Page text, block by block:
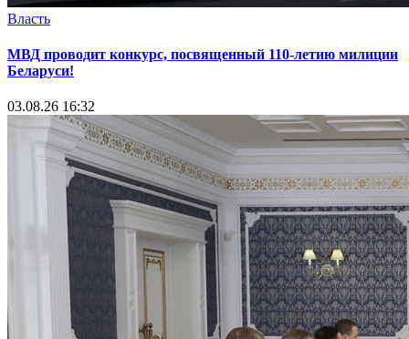
Власть
МВД проводит конкурс, посвященный 110-летию милиции
Беларуси!
03.08.26 16:32